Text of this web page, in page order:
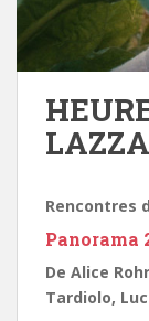
Rencontres
Panorama
De Alice
Tardiolo,